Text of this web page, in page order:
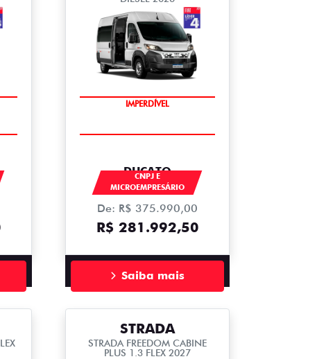
IMPERDÍVEL
DUCATO
CNPJ E
MICROEMPRESÁRIO
De: R$ 375.990,00
R$ 281.992,50
Saiba mais
STRADA
STRADA FREEDOM CABINE
PLUS 1.3 FLEX 2027